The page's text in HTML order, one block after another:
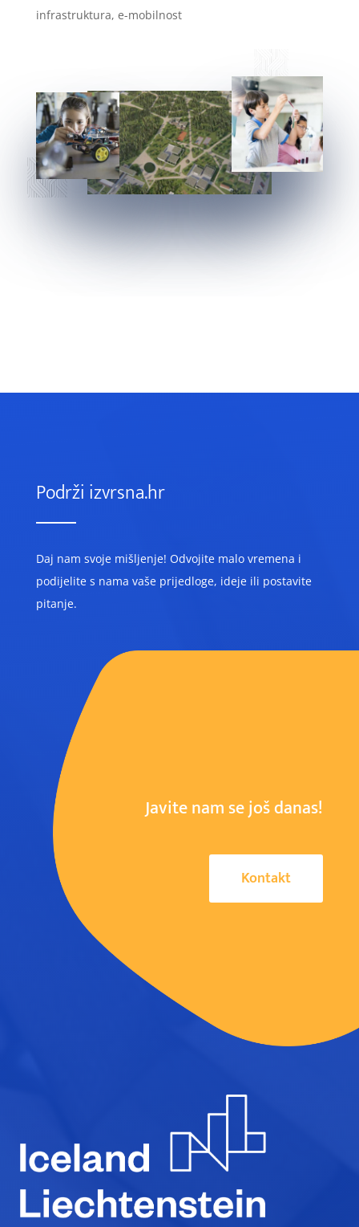
infrastruktura, e-mobilnost
Podrži izvrsna.hr
Daj nam svoje mišljenje! Odvojite malo vremena i
podijelite s nama vaše prijedloge, ideje ili postavite
pitanje.
Javite nam se još danas!
Kontakt